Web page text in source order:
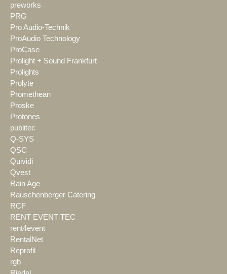
preworks
PRG
Pro Audio-Technik
ProAudio Technology
ProCase
Prolight + Sound Frankfurt
Prolights
Prolyte
Promethean
Proske
Protones
publitec
Q-SYS
QSC
Quividi
Qvest
Rain Age
Rauschenberger Catering
RCF
RENT EVENT TEC
rent4event
RentalNet
Reprofil
rgb